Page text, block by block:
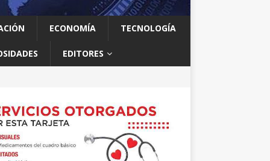
ECONOMÍA TECNOLOGÍA
EDITORES